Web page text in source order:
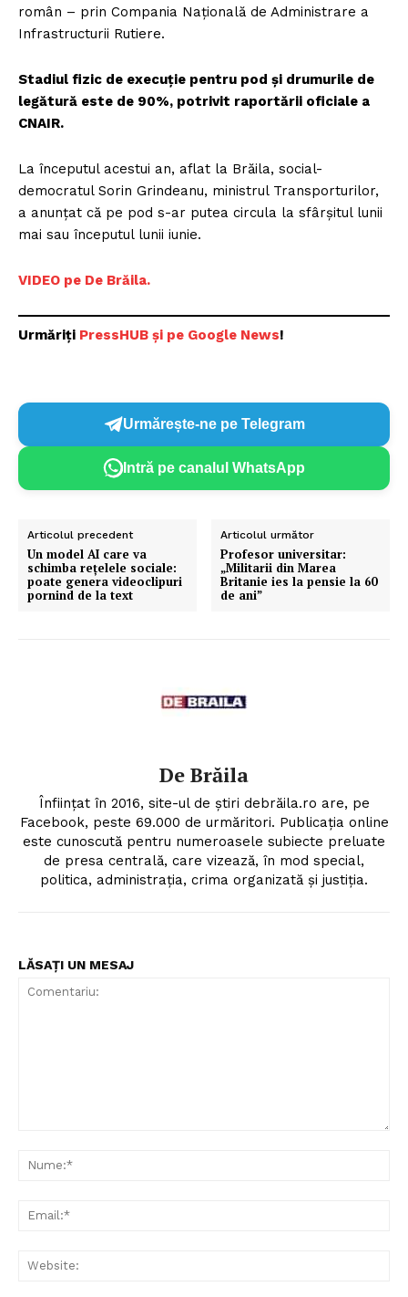
român – prin Compania Națională de Administrare a
Infrastructurii Rutiere.
Stadiul fizic de execuție pentru pod și drumurile de
legătură este de 90%, potrivit raportării oficiale a
CNAIR.
La începutul acestui an, aflat la Brăila, social-
democratul Sorin Grindeanu, ministrul Transporturilor,
a anunțat că pe pod s-ar putea circula la sfârșitul lunii
mai sau începutul lunii iunie.
VIDEO pe De Brăila.
Urmăriți PressHUB și pe Google News!
Urmărește-ne pe Telegram
Intră pe canalul WhatsApp
Articolul precedent
Un model AI care va
schimba rețelele sociale:
poate genera videoclipuri
pornind de la text
Articolul următor
Profesor universitar:
„Militarii din Marea
Britanie ies la pensie la 60
de ani”
De Brăila
Înființat în 2016, site-ul de știri debrăila.ro are, pe
Facebook, peste 69.000 de urmăritori. Publicația online
este cunoscută pentru numeroasele subiecte preluate
de presa centrală, care vizează, în mod special,
politica, administrația, crima organizată și justiția.
LĂSAȚI UN MESAJ